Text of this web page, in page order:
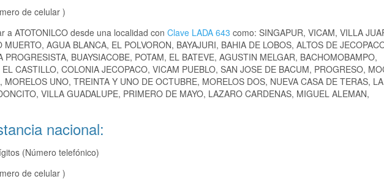
de celular )
a ATOTONILCO desde una localidad con Clave LADA 643 como: SINGAPUR, VICAM, VILLA
AGUA BLANCA, EL POLVORON, BAYAJURI, BAHIA DE LOBOS, ALTOS DE
PROGRESISTA, BUAYSIACOBE, POTAM, EL BATEVE, AGUSTIN MELGAR, BACHOMOBAMPO,
CASTILLO, COLONIA JECOPACO, VICAM PUEBLO, SAN JOSE DE BACUM, PROGRESO,
UNO, TREINTA Y UNO DE OCTUBRE, MORELOS DOS, NUEVA CASA DE TERAS, LA
VILLA GUADALUPE, PRIMERO DE MAYO, LAZARO CARDENAS, MIGUEL ALEMAN,
nacional:
(Número telefónico)
de celular )